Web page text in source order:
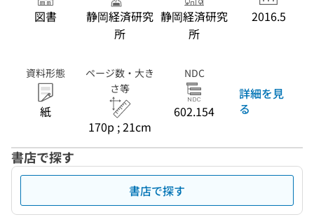
図書
静岡経済研究
所
静岡経済研究
所
2016.5
資料形態
紙
ページ数・大き
さ等
170p ; 21cm
NDC
602.154
詳細を見
る
書店で探す
書店で探す